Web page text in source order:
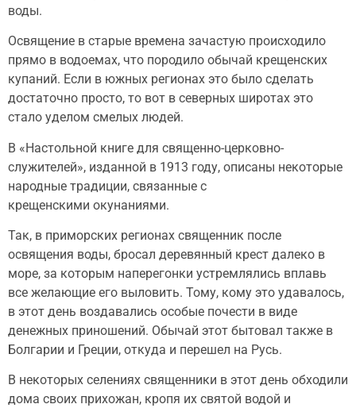
воды.
Освящение в старые времена зачастую происходило
прямо в водоемах, что породило обычай крещенских
купаний. Если в южных регионах это было сделать
достаточно просто, то вот в северных широтах это
стало уделом смелых людей.
В «Настольной книге для священно-церковно-
служителей», изданной в 1913 году, описаны некоторые
народные традиции, связанные с
крещенскими окунаниями.
Так, в приморских регионах священник после
освящения воды, бросал деревянный крест далеко в
море, за которым наперегонки устремлялись вплавь
все желающие его выловить. Тому, кому это удавалось,
в этот день воздавались особые почести в виде
денежных приношений. Обычай этот бытовал также в
Болгарии и Греции, откуда и перешел на Русь.
В некоторых селениях священники в этот день обходили
дома своих прихожан, кропя их святой водой и